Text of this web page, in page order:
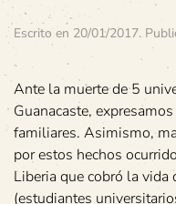
Escrito en 20/01/2017.
Ante la muerte de 5
Guanacaste,
familiares. Asimismo,
por estos hechos
Liberia que cobró la
(estudiantes